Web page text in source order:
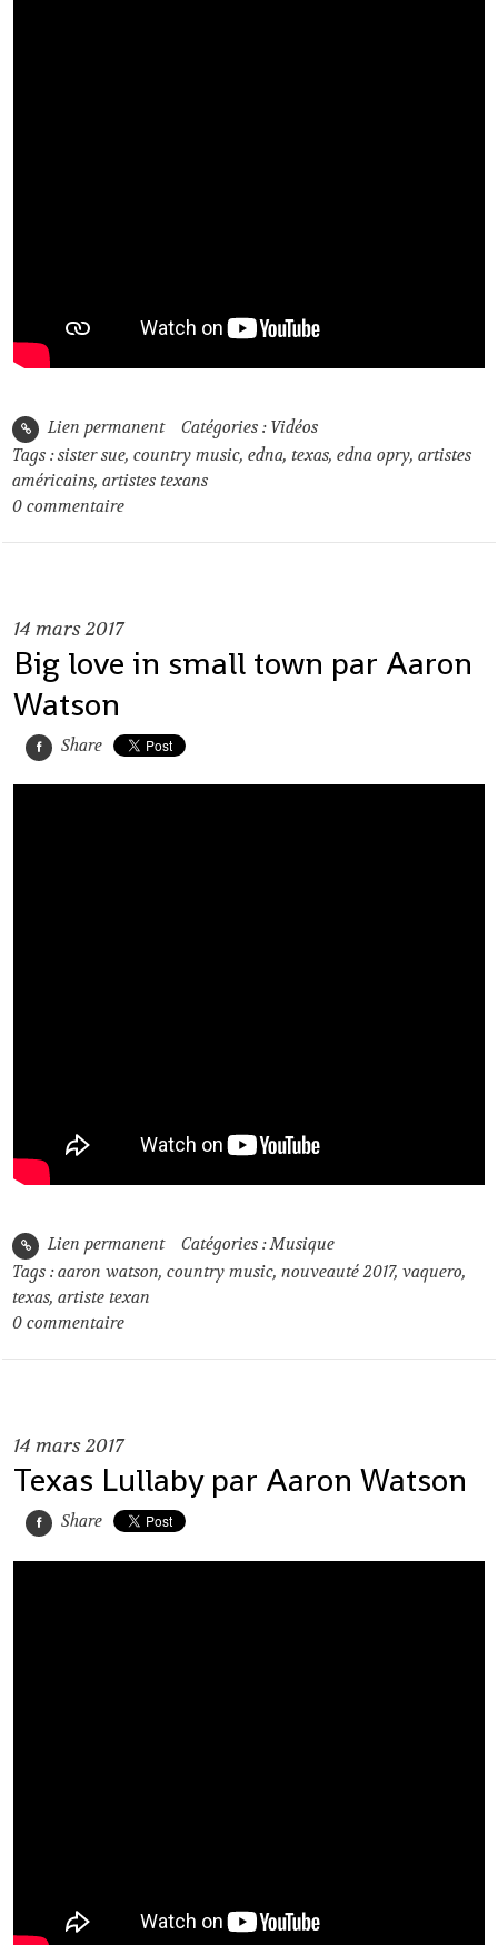
Lien permanent Catégories : Vidéos
Tags :sister sue,country music,edna,texas,edna opry,artistes
américains,artistes texans
0 commentaire
14 mars 2017
Big love in small town par Aaron
Watson
Share
Lien permanent Catégories :Musique
Tags :aaron watson,country music,nouveauté 2017,vaquero,
texas,artiste texan
0 commentaire
14 mars 2017
Texas Lullaby par Aaron Watson
Share